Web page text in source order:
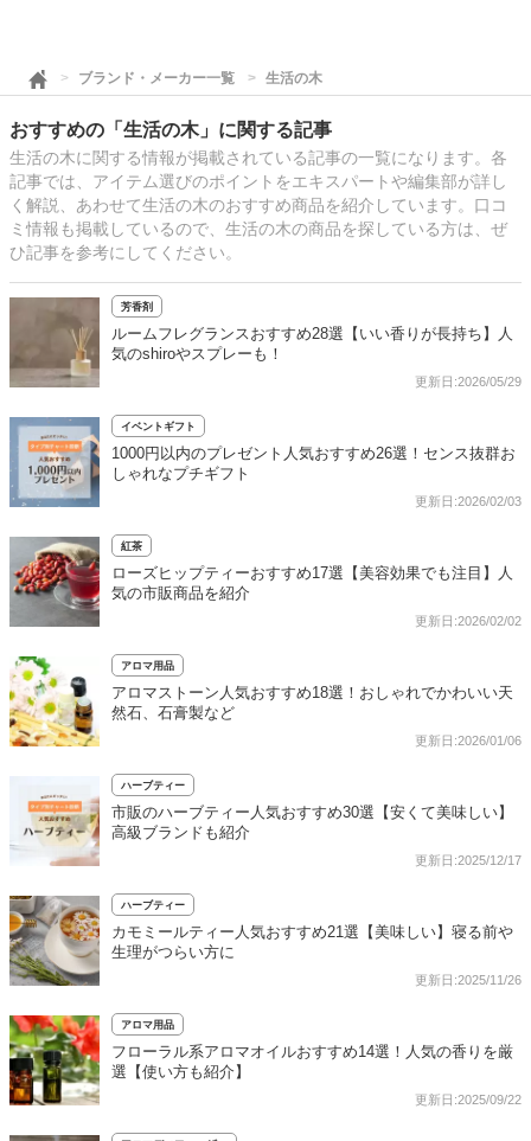
ブランド・メーカー一覧 生活の木
おすすめの「生活の木」に関する記事
生活の木に関する情報が掲載されている記事の一覧になります。各
記事では、アイテム選びのポイントをエキスパートや編集部が詳し
く解説、あわせて生活の木のおすすめ商品を紹介しています。口コ
ミ情報も掲載しているので、生活の木の商品を探している方は、ぜ
ひ記事を参考にしてください。
芳香剤
ルームフレグランスおすすめ28選【いい香りが長持ち】人
気のshiroやスプレーも！
更新日:2026/05/29
イベントギフト
1000円以内のプレゼント人気おすすめ26選！センス抜群お
しゃれなプチギフト
更新日:2026/02/03
紅茶
ローズヒップティーおすすめ17選【美容効果でも注目】人
気の市販商品を紹介
更新日:2026/02/02
アロマ用品
アロマストーン人気おすすめ18選！おしゃれでかわいい天
然石、石膏製など
更新日:2026/01/06
ハーブティー
市販のハーブティー人気おすすめ30選【安くて美味しい】
高級ブランドも紹介
更新日:2025/12/17
ハーブティー
カモミールティー人気おすすめ21選【美味しい】寝る前や
生理がつらい方に
更新日:2025/11/26
アロマ用品
フローラル系アロマオイルおすすめ14選！人気の香りを厳
選【使い方も紹介】
更新日:2025/09/22